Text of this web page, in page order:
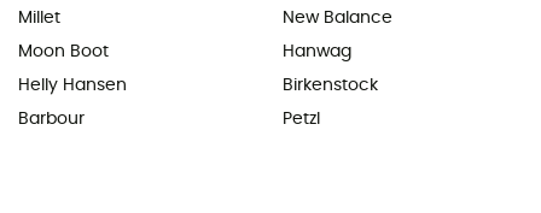
Millet
Moon Boot
Helly Hansen
Barbour
New Balance
Hanwag
Birkenstock
Petzl